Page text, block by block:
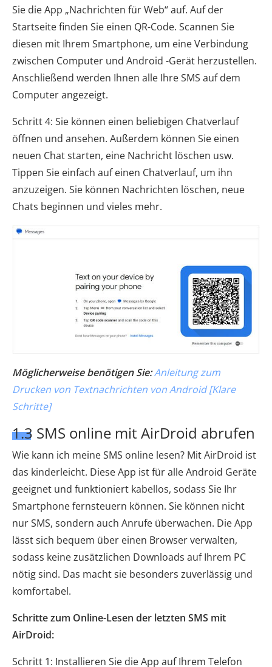
Sie die App „Nachrichten für Web“ auf. Auf der
Startseite finden Sie einen QR-Code. Scannen Sie
diesen mit Ihrem Smartphone, um eine Verbindung
zwischen Computer und Android -Gerät herzustellen.
Anschließend werden Ihnen alle Ihre SMS auf dem
Computer angezeigt.
Schritt 4: Sie können einen beliebigen Chatverlauf
öffnen und ansehen. Außerdem können Sie einen
neuen Chat starten, eine Nachricht löschen usw.
Tippen Sie einfach auf einen Chatverlauf, um ihn
anzuzeigen. Sie können Nachrichten löschen, neue
Chats beginnen und vieles mehr.
Möglicherweise benötigen Sie:Anleitung zum
Drucken von Textnachrichten von Android [Klare
Schritte]
1.3 SMS online mit AirDroid abrufen
Wie kann ich meine SMS online lesen? Mit AirDroid ist
das kinderleicht. Diese App ist für alle Android Geräte
geeignet und funktioniert kabellos, sodass Sie Ihr
Smartphone fernsteuern können. Sie können nicht
nur SMS, sondern auch Anrufe überwachen. Die App
lässt sich bequem über einen Browser verwalten,
sodass keine zusätzlichen Downloads auf Ihrem PC
nötig sind. Das macht sie besonders zuverlässig und
komfortabel.
Schritte zum Online-Lesen der letzten SMS mit
AirDroid:
Schritt 1: Installieren Sie die App auf Ihrem Telefon